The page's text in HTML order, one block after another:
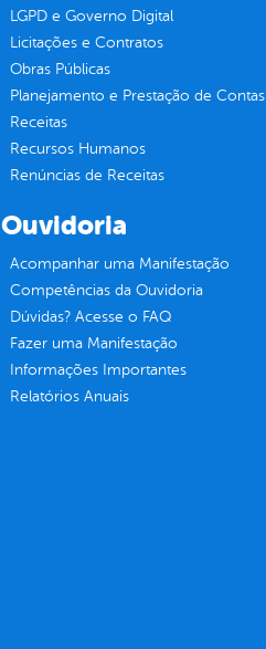
LGPD e Governo Digital
Licitações e Contratos
Obras Públicas
Planejamento e Prestação de Contas
Receitas
Recursos Humanos
Renúncias de Receitas
Ouvidoria
Acompanhar uma Manifestação
Competências da Ouvidoria
Dúvidas? Acesse o FAQ
Fazer uma Manifestação
Informações Importantes
Relatórios Anuais